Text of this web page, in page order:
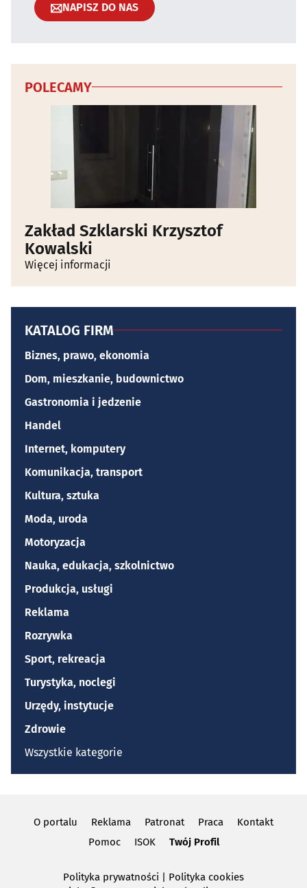
NAPISZ DO NAS
POLECAMY
Zakład Szklarski Krzysztof
Kowalski
Więcej informacji
KATALOG FIRM
Biznes, prawo, ekonomia
Dom, mieszkanie, budownictwo
Gastronomia i jedzenie
Handel
Internet, komputery
Komunikacja, transport
Kultura, sztuka
Moda, uroda
Motoryzacja
Nauka, edukacja, szkolnictwo
Produkcja, usługi
Reklama
Rozrywka
Sport, rekreacja
Turystyka, noclegi
Urzędy, instytucje
Zdrowie
Wszystkie kategorie
O portalu Reklama Patronat Praca
Kontakt
Pomoc
ISOK Twój Profil
Polityka prywatności | Polityka cookies